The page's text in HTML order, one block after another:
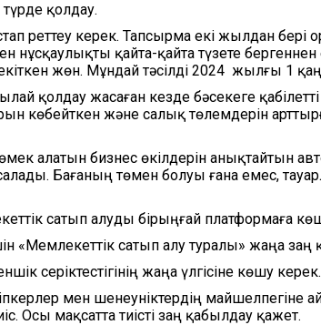
қолдау.
реттеу керек. Тапсырма екі жылдан бері
нұсқаулықты қайта-қайта түзете
жөн. Мұндай тәсілді 2024 жылғы 1
қолдау жасаған кезде бәсекеге
көбейткен және салық төлемдерін
алатын бизнес өкілдерін анықтайтын
Бағаның төмен болуы ғана емес,
сатып алуды бірыңғай платформаға
«Мемлекеттік сатып алу туралы» жаңа заң
серіктестігінің жаңа үлгісіне көшу керек.
мен шенеуніктердің
Осы мақсатта тиісті заң қабылдау қажет.